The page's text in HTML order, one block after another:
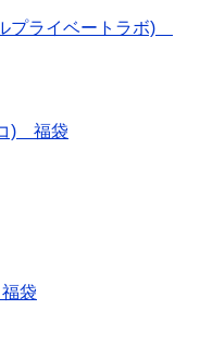
プライベートラボ)
) 福袋
袋